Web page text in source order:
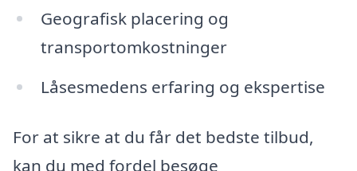
Geografisk placering og
transportomkostninger
Låsesmedens erfaring og ekspertise
For at sikre at du får det bedste tilbud,
kan du med fordel besøge